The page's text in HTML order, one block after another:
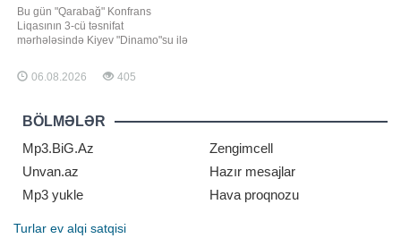
Bu gün "Qarabağ" Konfrans
Liqasının 3-cü təsnifat
mərhələsində Kiyev "Dinamo"su ilə
xəbər verir ki, Polşanın Lublin
şəhərindəki "Lublin Arena"da
21:00-da start götürəcək. Matçı
danimarkalı hakimlə
06.08.2026 405
BÖLMƏLƏR
Mp3.BiG.Az
Zengimcell
Unvan.az
Hazır mesajlar
Mp3 yukle
Hava proqnozu
Turlar ev alqi satqisi